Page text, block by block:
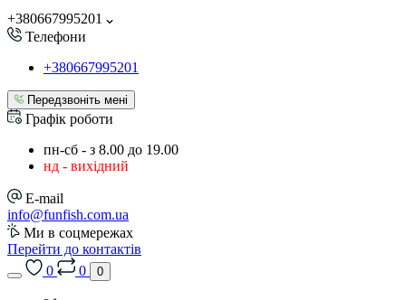
+380667995201
Телефони
+380667995201
Передзвоніть мені
Графік роботи
пн-сб - з 8.00 до 19.00
нд - вихідний
E-mail
info@funfish.com.ua
Ми в соцмережах
Перейти до контактів
0
0 0